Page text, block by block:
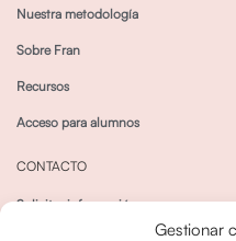
Gestionar
Nuestra metodología
Sobre Fran
Recursos
Acceso para alumnos
CONTACTO
Solicitar información